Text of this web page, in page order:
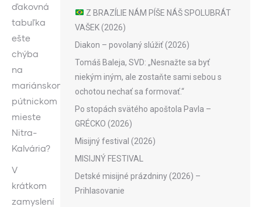
ďakovná
tabuľka
ešte
chýba
na
mariánskom
pútnickom
mieste
Nitra-
Kalvária?
V
krátkom
zamyslení
Z BRAZÍLIE NÁM PÍŠE NÁŠ SPOLUBRÁT
VAŠEK (2026)
Diakon – povolaný slúžiť (2026)
Tomáš Baleja, SVD: „Nesnažte sa byť
niekým iným, ale zostaňte sami sebou s
ochotou nechať sa formovať.“
Po stopách svätého apoštola Pavla –
GRÉCKO (2026)
Misijný festival (2026)
MISIJNÝ FESTIVAL
Detské misijné prázdniny (2026) –
Prihlasovanie